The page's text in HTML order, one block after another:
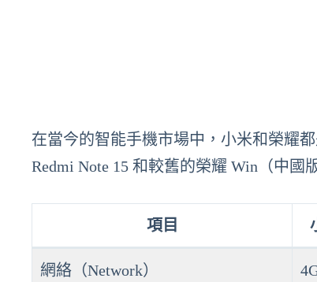
在當今的智能手機市場中，小米和榮耀
Redmi Note 15 和較舊的榮耀 Win（中
項目
網絡（Network）